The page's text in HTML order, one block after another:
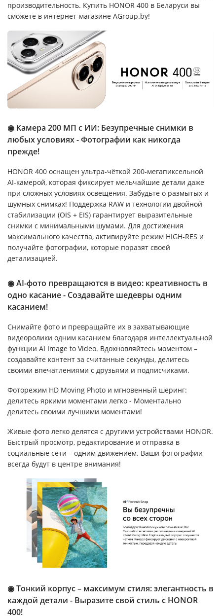
производительность. Купить HONOR 400 в Беларуси вы
сможете в интернет-магазине AGroup.by!
◉ Камера 200 МП с ИИ: Безупречные снимки в
любых условиях - Фотографии как никогда
прежде!
HONOR 400 оснащен ультра-чёткой 200-мегапиксельной
AI-камерой, которая фиксирует мельчайшие детали даже
при сложных условиях освещения. Забудьте о размытых и
шумных снимках! Поддержка RAW и технологии двойной
стабилизации (OIS + EIS) гарантирует выразительные
снимки с минимальными шумами. Для достижения
максимального качества, активируйте режим HIGH-RES и
получайте фотографии, которые поразят своей
детализацией.
◉ AI-фото превращаются в видео: креативность в
одно касание - Создавайте шедевры одним
касанием!
Снимайте фото и превращайте их в захватывающие
видеоролики одним касанием благодаря интеллектуальной
функции AI Image to Video. Вдохновляйтесь моментом –
создавайте контент за считанные секунды, делитесь
своими впечатлениями с друзьями и подписчиками.
Фоторежим HD Moving Photo и мгновенный шеринг:
делитесь яркими моментами легко - Моментально
делитесь своими лучшими моментами!
Живые фото легко делятся с другими устройствами HONOR.
Быстрый просмотр, редактирование и отправка в
социальные сети – одним движением. Ваши фотографии
всегда будут в центре внимания!
◉ Тонкий корпус – максимум стиля: элегантность в
каждой детали - Выразите свой стиль с HONOR
400!